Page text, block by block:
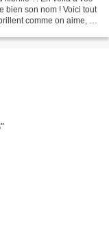
bien son nom ! Voici tout
comme on aime, à